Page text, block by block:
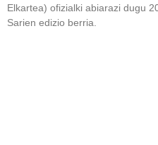
Elkartea) ofizialki abiarazi dugu
Sarien edizio berria.